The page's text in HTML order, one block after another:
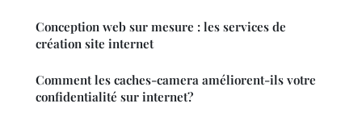
Conception web sur mesure : les services de
création site internet
Comment les caches-camera améliorent-ils votre
confidentialité sur internet?